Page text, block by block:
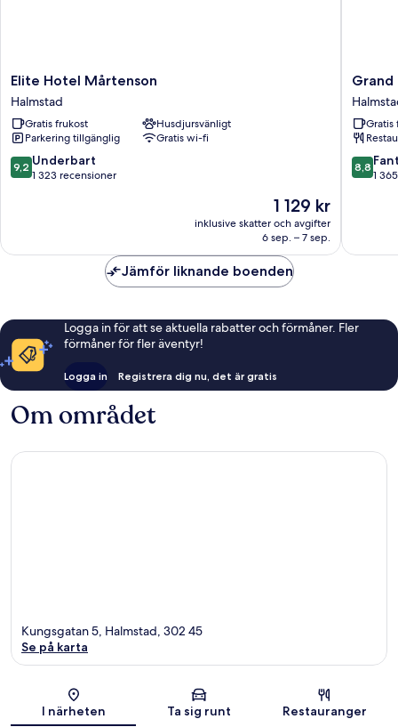
Elite
Hotel
Mårtenson
Halmstad
Elite Hotel Mårtenson
Halmstad
Gratis frukost
Husdjursvänligt
Parkering tillgänglig
Gratis wi-fi
9.2
av
9,2 Underbart
1 323 recensioner
Priset
1 129 kr
1 129 kr
inklusive skatter och avgifter
6 sep. – 7 sep.
Grand
Crafted
Gratis
8.8
av
8,8
1
Jämför liknande boenden
Logga in för att se aktuella rabatter och förmåner. Fler
förmåner för fler äventyr!
Logga in Registrera dig nu, det är gratis
Om området
Karta
Kungsgatan 5, Halmstad, 302 45
Se på karta
I närheten Ta sig runt Restauranger